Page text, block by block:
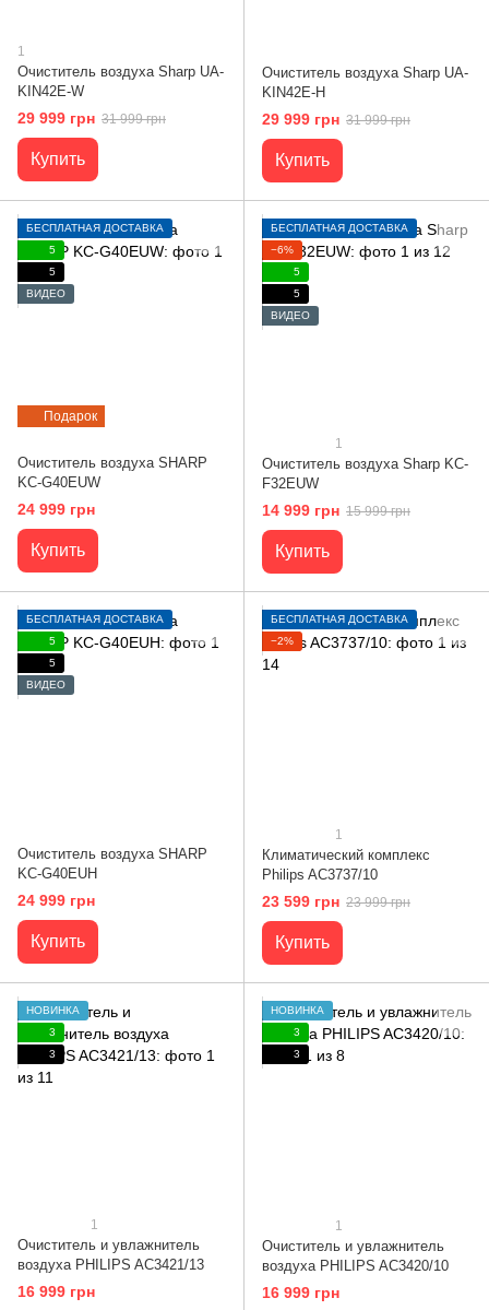
1
Очиститель воздуха Sharp UA-
KIN42E-W
29 999 грн 31 999 грн
Купить
Очиститель воздуха Sharp UA-
KIN42E-H
29 999 грн 31 999 грн
Купить
Подарок
БЕСПЛАТНАЯ ДОСТАВКА
5
5
ВИДЕО
Очиститель воздуха SHARP
KC-G40EUW
24 999 грн
Купить
БЕСПЛАТНАЯ ДОСТАВКА
−6%
5
5
ВИДЕО
1
Очиститель воздуха Sharp KC-
F32EUW
14 999 грн 15 999 грн
Купить
БЕСПЛАТНАЯ ДОСТАВКА
5
5
ВИДЕО
Очиститель воздуха SHARP
KC-G40EUH
24 999 грн
Купить
БЕСПЛАТНАЯ ДОСТАВКА
−2%
1
Климатический комплекс
Philips AC3737/10
23 599 грн 23 999 грн
Купить
НОВИНКА
3
3
1
Очиститель и увлажнитель
воздуха PHILIPS AC3421/13
16 999 грн
НОВИНКА
3
3
1
Очиститель и увлажнитель
воздуха PHILIPS AC3420/10
16 999 грн